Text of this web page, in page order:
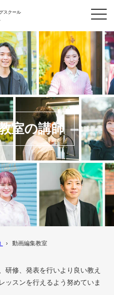
スクール
室の講師
› 動画編集教室
研修、発表を行いより良い教え
ッスンを行えるよう努めていま